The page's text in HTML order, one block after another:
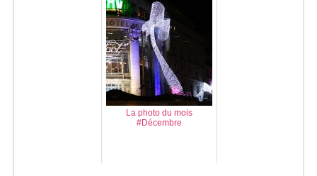
La photo du mois
#Décembre